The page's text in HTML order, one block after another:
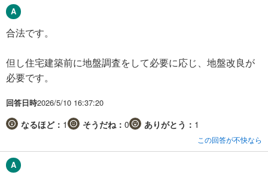
合法です。
但し住宅建築前に地盤調査をして必要に応じ、地盤改良が
必要です。
回答日時2026/5/10 16:37:20
なるほど： 1 そうだね： 0 ありがとう： 1
この回答が不快なら